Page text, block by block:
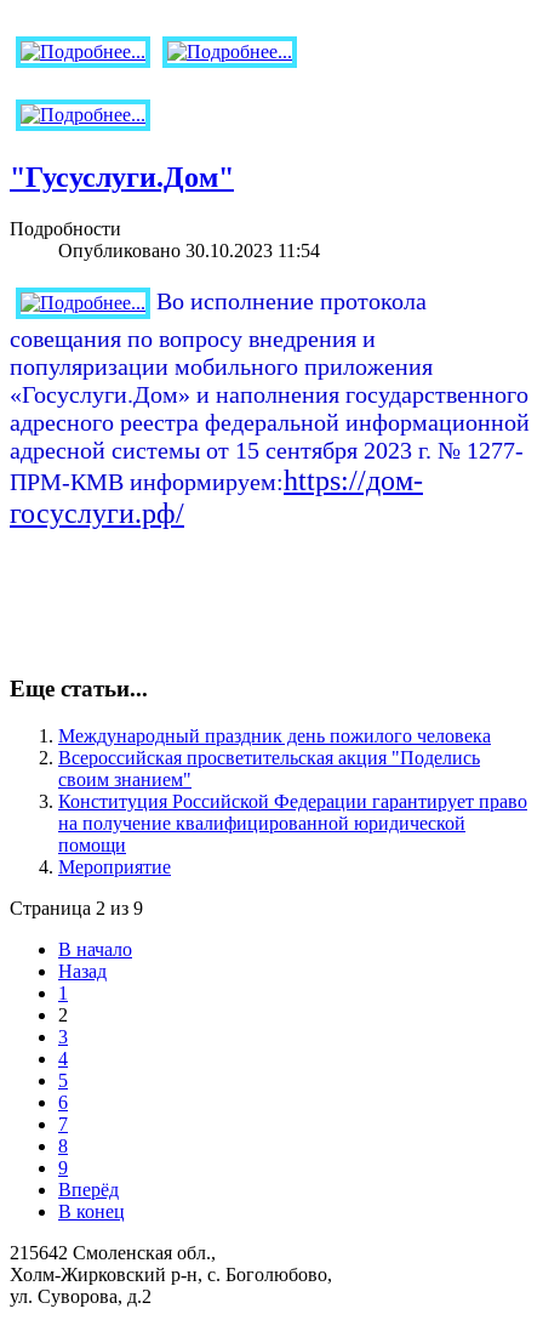
"Гусуслуги.Дом"
Подробности
Опубликовано 30.10.2023 11:54
Во исполнение протокола
совещания по вопросу внедрения и
популяризации мобильного приложения
«Госуслуги.Дом» и наполнения государственного
адресного реестра федеральной информационной
адресной системы от 15 сентября 2023 г. № 1277-
ПРМ-КМВ информируем:https://дом-
госуслуги.рф/
Еще статьи...
Международный праздник день пожилого человека
Всероссийская просветительская акция "Поделись
своим знанием"
Конституция Российской Федерации гарантирует право
на получение квалифицированной юридической
помощи
Мероприятие
Страница 2 из 9
В начало
Назад
1
2
3
4
5
6
7
8
9
Вперёд
В конец
215642 Смоленская обл.,
Холм-Жирковский р-н, с. Боголюбово,
ул. Суворова, д.2